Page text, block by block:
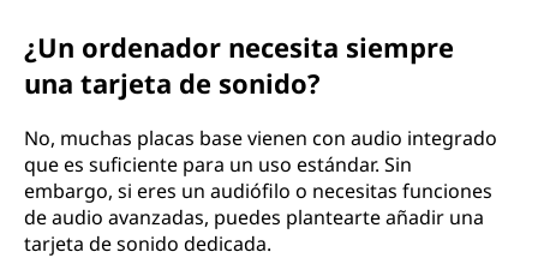
¿Un ordenador necesita siempre
una tarjeta de sonido?
No, muchas placas base vienen con audio integrado
que es suficiente para un uso estándar. Sin
embargo, si eres un audiófilo o necesitas funciones
de audio avanzadas, puedes plantearte añadir una
tarjeta de sonido dedicada.